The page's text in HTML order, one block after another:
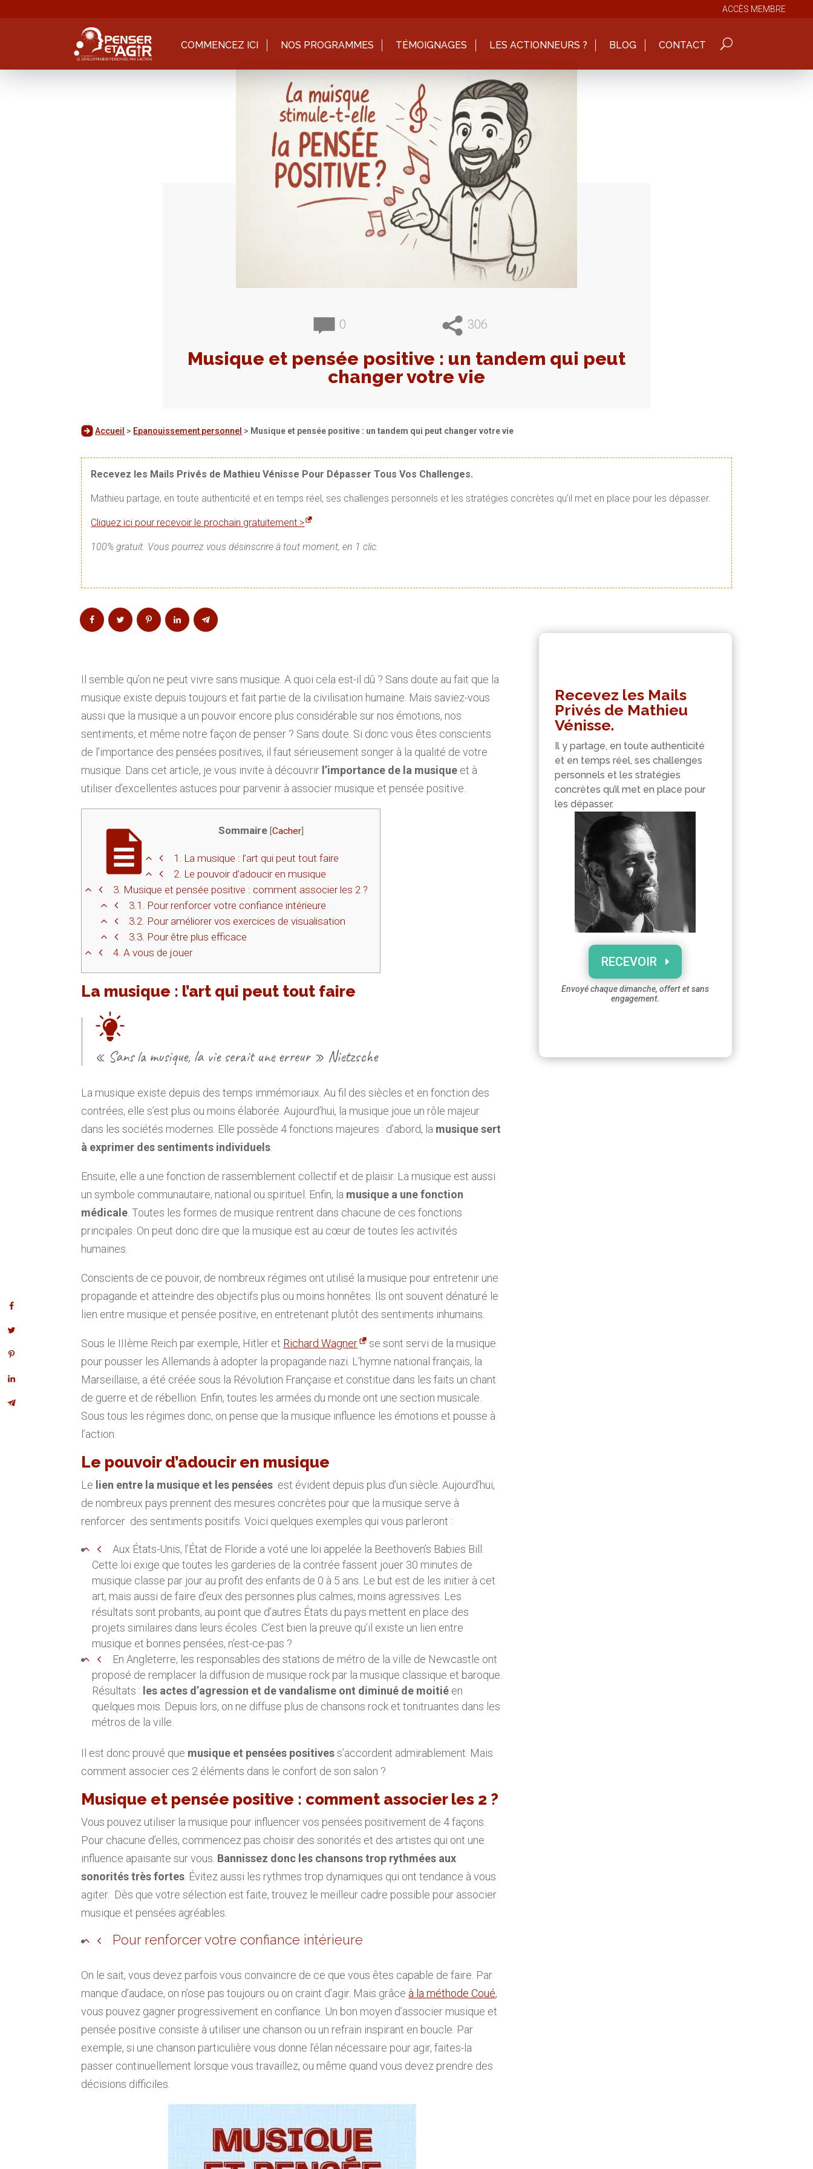
ACCÈS MEMBRE
COMMENCEZ ICI NOS PROGRAMMES TÉMOIGNAGES LES ACTIONNEURS ? BLOG CONTACT
0 306
Musique et pensée positive : un tandem qui peut
changer votre vie
Accueil > Epanouissement personnel > Musique et pensée positive : un tandem qui peut changer votre vie
Recevez les Mails Privés de Mathieu Vénisse Pour Dépasser Tous Vos Challenges.
Mathieu partage, en toute authenticité et en temps réel, ses challenges personnels et les stratégies concrètes qu’il met en place pour les dépasser.
Cliquez ici pour recevoir le prochain gratuitement >
100% gratuit. Vous pourrez vous désinscrire à tout moment, en 1 clic.
Il semble qu’on ne peut vivre sans musique. A quoi cela est-il dû ? Sans doute au fait que la
musique existe depuis toujours et fait partie de la civilisation humaine. Mais saviez-vous
aussi que la musique a un pouvoir encore plus considérable sur nos émotions, nos
sentiments, et même notre façon de penser ? Sans doute. Si donc vous êtes conscients
de l’importance des pensées positives, il faut sérieusement songer à la qualité de votre
musique. Dans cet article, je vous invite à découvrir l’importance de la musique et à
utiliser d’excellentes astuces pour parvenir à associer musique et pensée positive.
Sommaire [Cacher]
1.
La musique : l’art qui peut tout faire
2. Le pouvoir d’adoucir en musique
3. Musique et pensée positive : comment associer les 2 ?
3.1.
Pour renforcer votre confiance intérieure
3.2. Pour améliorer vos exercices de visualisation
3.3. Pour être plus efficace
4. A vous de jouer
La musique : l’art qui peut tout faire
« Sans la musique, la vie serait une erreur » Nietzsche
La musique existe depuis des temps immémoriaux. Au fil des siècles et en fonction des
contrées, elle s’est plus ou moins élaborée. Aujourd’hui, la musique joue un rôle majeur
dans les sociétés modernes. Elle possède 4 fonctions majeures : d’abord, la musique sert
à exprimer des sentiments individuels
Ensuite, elle a une fonction de rassemblement collectif et de plaisir. La musique est aussi
un symbole communautaire, national ou spirituel. Enfin, la musique a une fonction
médicale . Toutes les formes de musique rentrent dans chacune de ces fonctions
principales. On peut donc dire que la musique est au cœur de toutes les activités
humaines.
Conscients de ce pouvoir, de nombreux régimes ont utilisé la musique pour entretenir une
propagande et atteindre des objectifs plus ou moins honnêtes. Ils ont souvent dénaturé le
lien entre musique et pensée positive, en entretenant plutôt des sentiments inhumains.
Sous le IIIème Reich par exemple, Hitler et Richard Wagner
se sont servi de la musique
pour pousser les Allemands à adopter la propagande nazi. L’hymne national français, la
Marseillaise, a été créée sous la Révolution Française et constitue dans les faits un chant
de guerre et de rébellion. Enfin, toutes les armées du monde ont une section musicale.
Sous tous les régimes donc, on pense que la musique influence les émotions et pousse à
l’action.
Le pouvoir d’adoucir en musique
Le lien entre la musique et les pensées est évident depuis plus d’un siècle. Aujourd’hui,
de nombreux pays prennent des mesures concrètes pour que la musique serve à
renforcer des sentiments positifs. Voici quelques exemples qui vous parleront :
Aux États-Unis, l’État de Floride a voté une loi appelée la Beethoven’s Babies Bill.
Cette loi exige que toutes les garderies de la contrée fassent jouer 30 minutes de
musique classe par jour au profit des enfants de 0 à 5 ans. Le but est de les initier à cet
art, mais aussi de faire d’eux des personnes plus calmes, moins agressives. Les
résultats sont probants, au point que d’autres États du pays mettent en place des
projets similaires dans leurs écoles. C’est bien la preuve qu’il existe un lien entre
musique et bonnes pensées, n’est-ce-pas ?
En Angleterre, les responsables des stations de métro de la ville de Newcastle ont
proposé de remplacer la diffusion de musique rock par la musique classique et baroque.
Résultats : les actes d’agression et de vandalisme ont diminué de moitié en
quelques mois. Depuis lors, on ne diffuse plus de chansons rock et tonitruantes dans les
métros de la ville.
Il est donc prouvé que musique et pensées positivess’accordent admirablement. Mais
comment associer ces 2 éléments dans le confort de son salon ?
Musique et pensée positive : comment associer les 2 ?
Vous pouvez utiliser la musique pour influencer vos pensées positivement de 4 façons.
Pour chacune d’elles, commencez pas choisir des sonorités et des artistes qui ont une
influence apaisante sur vous. Bannissez donc les chansons trop rythmées aux
sonorités très fortes . Évitez aussi les rythmes trop dynamiques qui ont tendance à vous
agiter. Dès que votre sélection est faite, trouvez le meilleur cadre possible pour associer
musique et pensées agréables.
Pour renforcer votre confiance intérieure
On le sait, vous devez parfois vous convaincre de ce que vous êtes capable de faire. Par
manque d’audace, on n’ose pas toujours ou on craint d’agir. Mais grâce à la méthode Coué,
vous pouvez gagner progressivement en confiance. Un bon moyen d’associer musique et
pensée positive consiste à utiliser une chanson ou un refrain inspirant en boucle. Par
exemple, si une chanson particulière vous donne l’élan nécessaire pour agir, faites-la
passer continuellement lorsque vous travaillez, ou même quand vous devez prendre des
décisions difficiles.
Recevez les Mails
Privés de Mathieu
Vénisse.
Il y partage, en toute authenticité
et en temps réel, ses challenges
personnels et les stratégies
concrètes qu’il met en place pour
les dépasser.
RECEVOIR
Envoyé chaque dimanche, offert et sans
engagement.